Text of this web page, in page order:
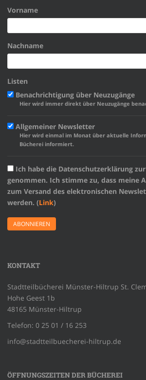
Vorname
Nachname
Listen
Benachrichtigung über Neuzugänge
Hier wird immer direkt über Neuzugänge
Allgemeiner Newsletter
Hier wird einmal im Monat über aktuelle
Bücherei informiert.
Ich habe die Datenschutzerklärung
genommen. Ich stimme zu, dass meine
zum Versand des elektronischen
werden. (Link)
KONTAKT
Stadtteilbücherei Münster-Hiltrup St.
Hohe Geest 1b
48165 Münster-Hiltrup
Telefon: 0 25 01 / 16 253
info@stadtteilbuecherei-hiltrup.de
ÖFFNUNGSZEITEN DER BÜCHEREI